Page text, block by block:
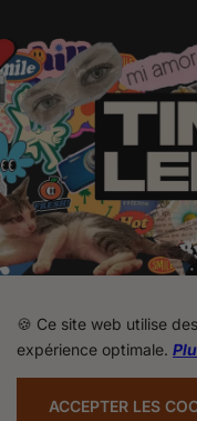
🍪 Ce site web utilise
expérience optimale.
ACCEPTER LES